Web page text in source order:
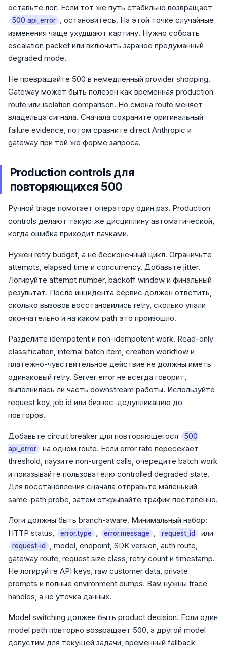
оставьте лог. Если тот же путь стабильно возвращает
500 api_error , остановитесь. На этой точке случайные
изменения чаще ухудшают картину. Нужно собрать
escalation packet или включить заранее продуманный
degraded mode.
Не превращайте 500 в немедленный provider shopping.
Gateway может быть полезен как временная production
route или isolation comparison. Но смена route меняет
владельца сигнала. Сначала сохраните оригинальный
failure evidence, потом сравните direct Anthropic и
gateway при той же форме запроса.
Production controls для
повторяющихся 500
Ручной triage помогает оператору один раз. Production
controls делают такую же дисциплину автоматической,
когда ошибка приходит пачками.
Нужен retry budget, а не бесконечный цикл. Ограничьте
attempts, elapsed time и concurrency. Добавьте jitter.
Логируйте attempt number, backoff window и финальный
результат. После инцидента сервис должен ответить,
сколько вызовов восстановились retry, сколько упали
окончательно и на каком path это произошло.
Разделите idempotent и non-idempotent work. Read-only
classification, internal batch item, creation workflow и
платежно-чувствительное действие не должны иметь
одинаковый retry. Server error не всегда говорит,
выполнилась ли часть downstream работы. Используйте
request key, job id или бизнес-дедупликацию до
повторов.
Добавьте circuit breaker для повторяющегося
500
api_error
на одном route. Если error rate пересекает
threshold, паузите non-urgent calls, очередите batch work
и показывайте пользователю controlled degraded state.
Для восстановления сначала отправьте маленький
same-path probe, затем открывайте трафик постепенно.
Логи должны быть branch-aware. Минимальный набор:
HTTP status,
error.type , error.message , request_id или
request-id
, model, endpoint, SDK version, auth route,
gateway route, request size class, retry count и timestamp.
Не логируйте API keys, raw customer data, private
prompts и полные environment dumps. Вам нужны trace
handles, а не утечка данных.
Model switching должен быть product decision. Если один
model path повторно возвращает 500, а другой model
допустим для текущей задачи, временный fallback